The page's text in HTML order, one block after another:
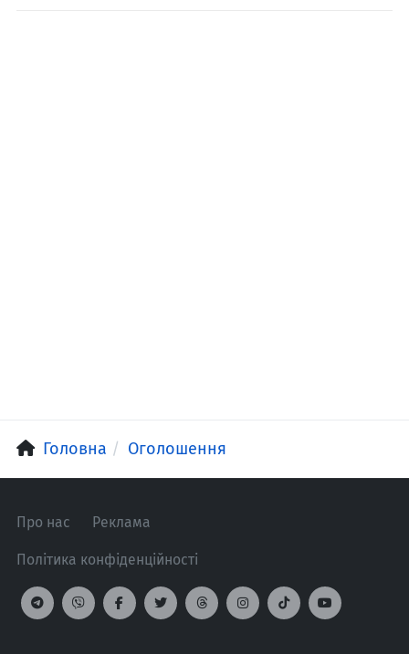
Головна Оголошення
Про нас Реклама
Політика конфіденційності